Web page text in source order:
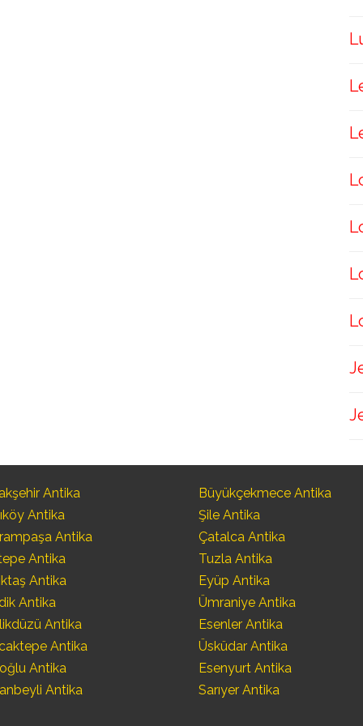
Antika
Antika
Antika
Antika
Antika
Antika
Antika
Antika
Antika
Antika
Büyükçekmece Antika
Şile Antika
Çatalca Antika
Tuzla Antika
Eyüp Antika
Ümraniye Antika
Esenler Antika
Üsküdar Antika
Esenyurt Antika
Sarıyer Antika